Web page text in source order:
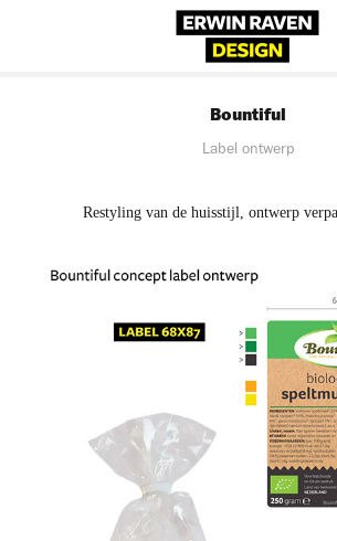
Bountiful
Label ontwerp
Restyling van de huisstijl, ontwerp